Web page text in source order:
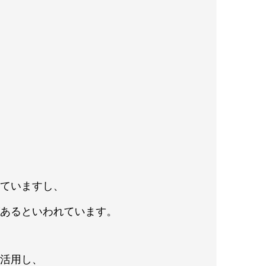
いますし、
るといわれています。
用し、